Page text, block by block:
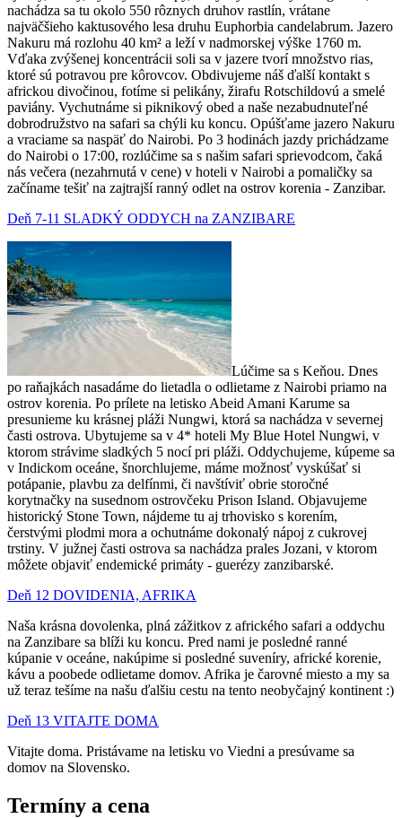
nachádza sa tu okolo 550 rôznych druhov rastlín, vrátane
najväčšieho kaktusového lesa druhu Euphorbia candelabrum. Jazero
Nakuru má rozlohu 40 km² a leží v nadmorskej výške 1760 m.
Vďaka zvýšenej koncentrácii soli sa v jazere tvorí množstvo rias,
ktoré sú potravou pre kôrovcov. Obdivujeme náš ďalší kontakt s
africkou divočinou, fotíme si pelikány, žirafu Rotschildovú a smelé
paviány. Vychutnáme si piknikový obed a naše nezabudnuteľné
dobrodružstvo na safari sa chýli ku koncu. Opúšťame jazero Nakuru
a vraciame sa naspäť do Nairobi. Po 3 hodinách jazdy prichádzame
do Nairobi o 17:00, rozlúčime sa s našim safari sprievodcom, čaká
nás večera (nezahrnutá v cene) v hoteli v Nairobi a pomaličky sa
začíname tešiť na zajtrajší ranný odlet na ostrov korenia - Zanzibar.
Deň 7-11 SLADKÝ ODDYCH na ZANZIBARE
Lúčime sa s Keňou. Dnes
po raňajkách nasadáme do lietadla o odlietame z Nairobi priamo na
ostrov korenia. Po prílete na letisko Abeid Amani Karume sa
presunieme ku krásnej pláži Nungwi, ktorá sa nachádza v severnej
časti ostrova. Ubytujeme sa v 4* hoteli My Blue Hotel Nungwi, v
ktorom strávime sladkých 5 nocí pri pláži. Oddychujeme, kúpeme sa
v Indickom oceáne, šnorchlujeme, máme možnosť vyskúšať si
potápanie, plavbu za delfínmi, či navštíviť obrie storočné
korytnačky na susednom ostrovčeku Prison Island. Objavujeme
historický Stone Town, nájdeme tu aj trhovisko s korením,
čerstvými plodmi mora a ochutnáme dokonalý nápoj z cukrovej
trstiny. V južnej časti ostrova sa nachádza prales Jozani, v ktorom
môžete objaviť endemické primáty - guerézy zanzibarské.
Deň 12 DOVIDENIA, AFRIKA
Naša krásna dovolenka, plná zážitkov z afrického safari a oddychu
na Zanzibare sa blíži ku koncu. Pred nami je posledné ranné
kúpanie v oceáne, nakúpime si posledné suveníry, africké korenie,
kávu a poobede odlietame domov. Afrika je čarovné miesto a my sa
už teraz tešíme na našu ďalšiu cestu na tento neobyčajný kontinent :)
Deň 13 VITAJTE DOMA
Vitajte doma. Pristávame na letisku vo Viedni a presúvame sa
domov na Slovensko.
Termíny a cena